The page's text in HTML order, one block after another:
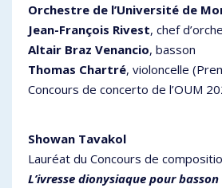
Orchestre de l’Université de
Jean-François Rivest, chef
Altair Braz Venancio, basson
Thomas Chartré, violoncelle
Concours de concerto de l’OUM
Showan Tavakol
Lauréat du Concours de
L’ivresse dionysiaque pour